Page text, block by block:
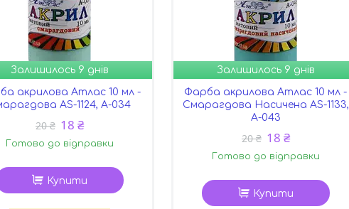
Залишилось 9 днів
акрилова Атлас 10 мл -
AS-1124, А-034
20 ₴ 18 ₴
Готово до відправки
Купити
Залишилось 9 днів
Фарба акрилова Атлас 10 мл -
Смарагдова Насичена AS-1133,
А-043
20 ₴ 18 ₴
Готово до відправки
Купити